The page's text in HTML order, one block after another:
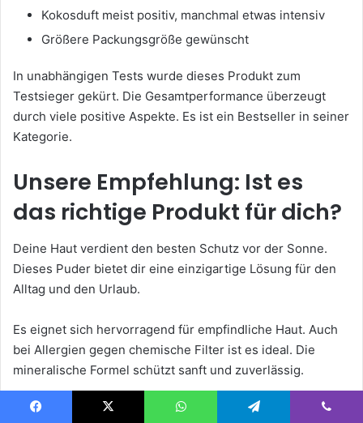
Kokosduft meist positiv, manchmal etwas intensiv
Größere Packungsgröße gewünscht
In unabhängigen Tests wurde dieses Produkt zum
Testsieger gekürt. Die Gesamtperformance überzeugt
durch viele positive Aspekte. Es ist ein Bestseller in seiner
Kategorie.
Unsere Empfehlung: Ist es
das richtige Produkt für dich?
Deine Haut verdient den besten Schutz vor der Sonne.
Dieses Puder bietet dir eine einzigartige Lösung für den
Alltag und den Urlaub.
Es eignet sich hervorragend für empfindliche Haut. Auch
bei Allergien gegen chemische Filter ist es ideal. Die
mineralische Formel schützt sanft und zuverlässig.
Fettige Haut profitiert vom matternden Effekt. Dein Teint